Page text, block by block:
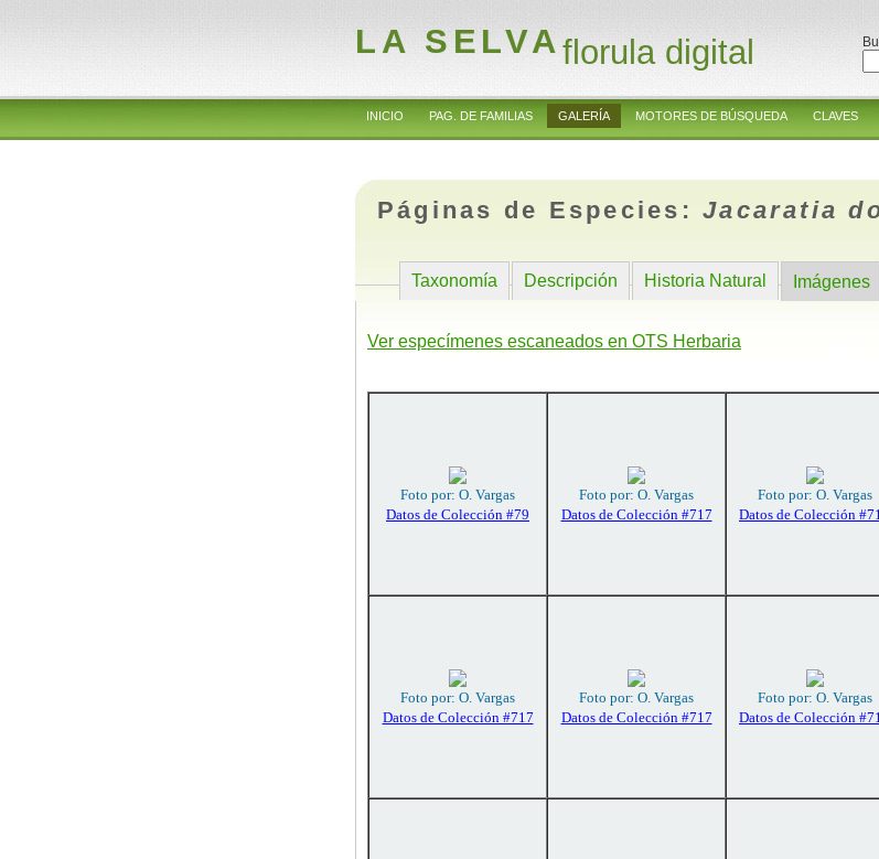
LA SELVAflorula digital
INICIO PAG. DE FAMILIAS GALERÍA MOTORES DE BÚSQUEDA CLAVES
Páginas de Especies:Jacaratia
Taxonomía Descripción Historia Natural Imágenes
Ver especímenes escaneados en OTS Herbaria
Foto por: O. Vargas
Datos de Colección #79
Foto por: O. Vargas
Datos de Colección #717
Foto por: O. Vargas
Datos de Colección
Foto por: O. Vargas
Datos de Colección #717
Foto por: O. Vargas
Datos de Colección #717
Foto por: O. Vargas
Datos de Colección